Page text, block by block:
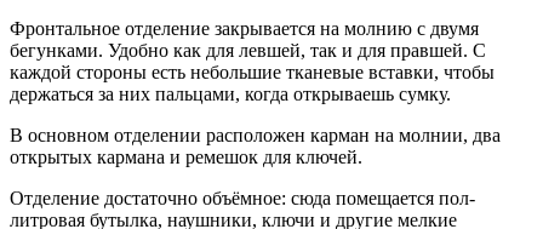
Фронтальное отделение закрывается на молнию с двумя
бегунками. Удобно как для левшей, так и для правшей. С
каждой стороны есть небольшие тканевые вставки, чтобы
держаться за них пальцами, когда открываешь сумку.
В основном отделении расположен карман на молнии, два
открытых кармана и ремешок для ключей.
Отделение достаточно объёмное: сюда помещается пол-
литровая бутылка, наушники, ключи и другие мелкие